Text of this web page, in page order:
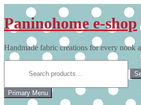
to
content
Paninohome e-shop
Handmade fabric creations for every nook
Primary Menu